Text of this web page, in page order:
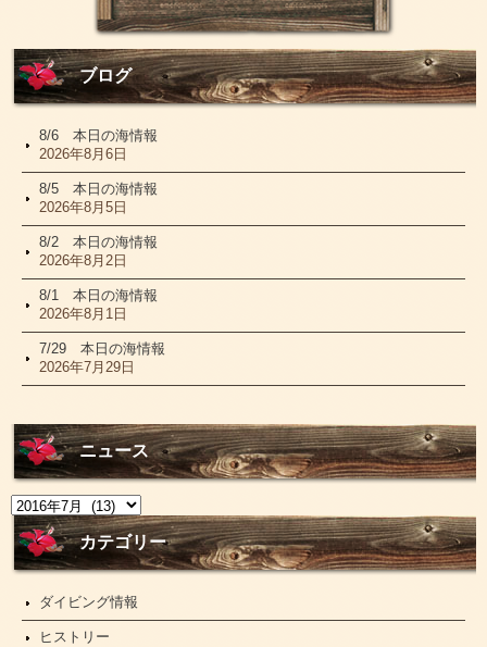
ブログ
8/6 本日の海情報
2026年8月6日
8/5 本日の海情報
2026年8月5日
8/2 本日の海情報
2026年8月2日
8/1 本日の海情報
2026年8月1日
7/29 本日の海情報
2026年7月29日
ニュース
ニ
ュ
ー
カテゴリー
ダイビング情報
ヒストリー